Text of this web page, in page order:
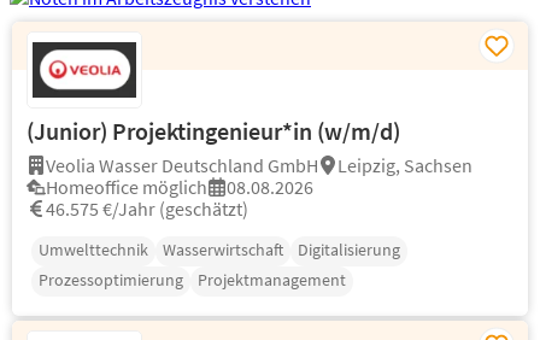
(Junior) Projektingenieur*in (w/m/d)
Veolia Wasser Deutschland GmbH
Leipzig, Sachsen
Homeoffice möglich
08.08.2026
46.575 €/Jahr (geschätzt)
Umwelttechnik Wasserwirtschaft
Digitalisierung
Prozessoptimierung
Projektmanagement